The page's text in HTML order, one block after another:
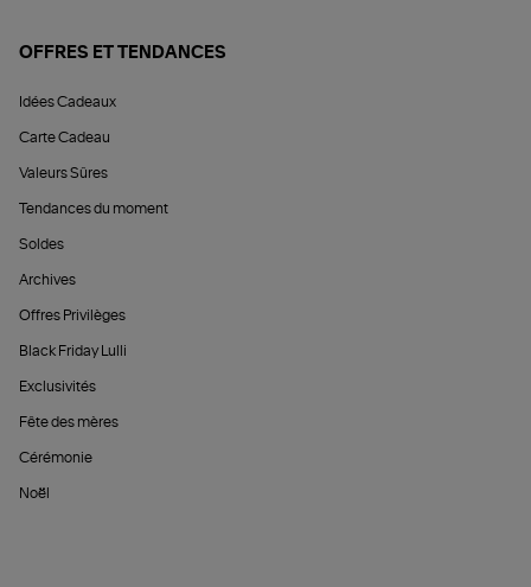
OFFRES ET TENDANCES
Idées Cadeaux
Carte Cadeau
Valeurs Sûres
Tendances du moment
Soldes
Archives
Offres Privilèges
Black Friday Lulli
Exclusivités
Fête des mères
Cérémonie
Noël